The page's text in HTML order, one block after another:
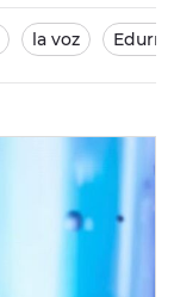
la voz